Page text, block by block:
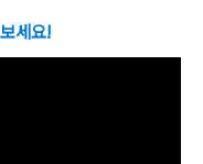
세요!